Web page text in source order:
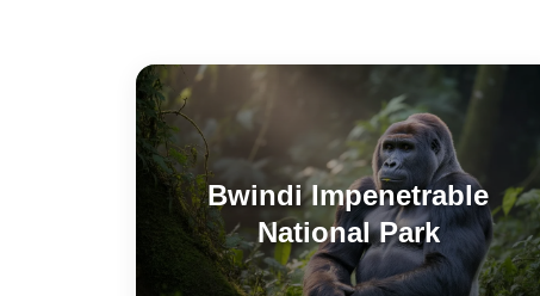
Bwindi Impenetrable
National Park